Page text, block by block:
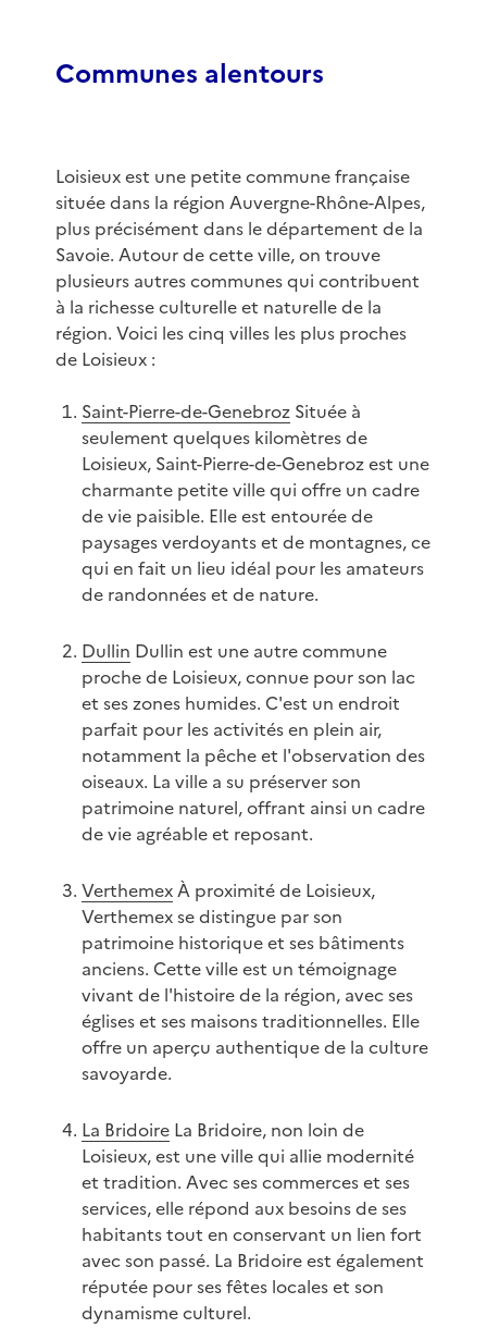
Communes alentours
Loisieux est une petite commune française
située dans la région Auvergne-Rhône-Alpes,
plus précisément dans le département de la
Savoie. Autour de cette ville, on trouve
plusieurs autres communes qui contribuent
à la richesse culturelle et naturelle de la
région. Voici les cinq villes les plus proches
de Loisieux :
Saint-Pierre-de-GenebrozSituée à
seulement quelques kilomètres de
Loisieux, Saint-Pierre-de-Genebroz est une
charmante petite ville qui offre un cadre
de vie paisible. Elle est entourée de
paysages verdoyants et de montagnes, ce
qui en fait un lieu idéal pour les amateurs
de randonnées et de nature.
Dullin Dullin est une autre commune
proche de Loisieux, connue pour son lac
et ses zones humides. C'est un endroit
parfait pour les activités en plein air,
notamment la pêche et l'observation des
oiseaux. La ville a su préserver son
patrimoine naturel, offrant ainsi un cadre
de vie agréable et reposant.
VerthemexÀ proximité de Loisieux,
Verthemex se distingue par son
patrimoine historique et ses bâtiments
anciens. Cette ville est un témoignage
vivant de l'histoire de la région, avec ses
églises et ses maisons traditionnelles. Elle
offre un aperçu authentique de la culture
savoyarde.
La BridoireLa Bridoire, non loin de
Loisieux, est une ville qui allie modernité
et tradition. Avec ses commerces et ses
services, elle répond aux besoins de ses
habitants tout en conservant un lien fort
avec son passé. La Bridoire est également
réputée pour ses fêtes locales et son
dynamisme culturel.